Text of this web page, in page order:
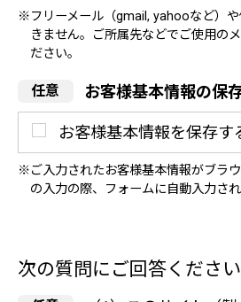
フリーメール（gmail, yahooなど）
きません。ご所属先などでご使用の
ださい。
お客様基本情報の保
お客様基本情報を保存す
ご入力されたお客様基本情報がブラ
の入力の際、フォームに自動入力され
次の質問にご回答ください